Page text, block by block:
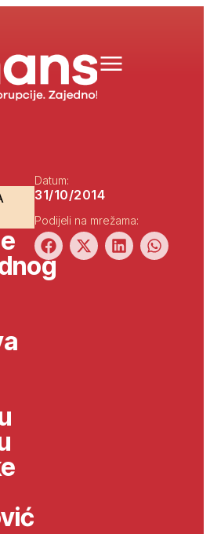
Datum:
31/10/2014
Podijeli na mrežama: